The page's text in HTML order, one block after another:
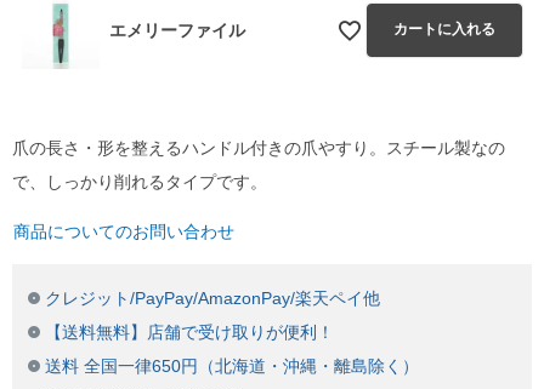
エメリーファイル カートに入れる
爪の長さ・形を整えるハンドル付きの爪やすり。スチール製なの
で、しっかり削れるタイプです。
商品についてのお問い合わせ
クレジット/PayPay/AmazonPay/楽天ペイ他
【送料無料】店舗で受け取りが便利！
送料 全国一律650円（北海道・沖縄・離島除く）